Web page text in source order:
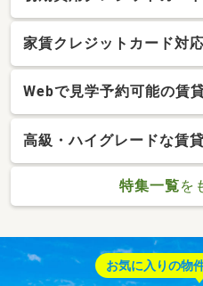
家賃クレジットカード対
Webで見学予約可能の賃
高級・ハイグレードな賃
特集一覧を
お気に入りの物